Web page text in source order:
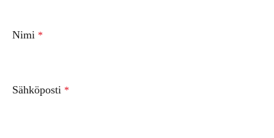
Nimi *
Sähköposti *